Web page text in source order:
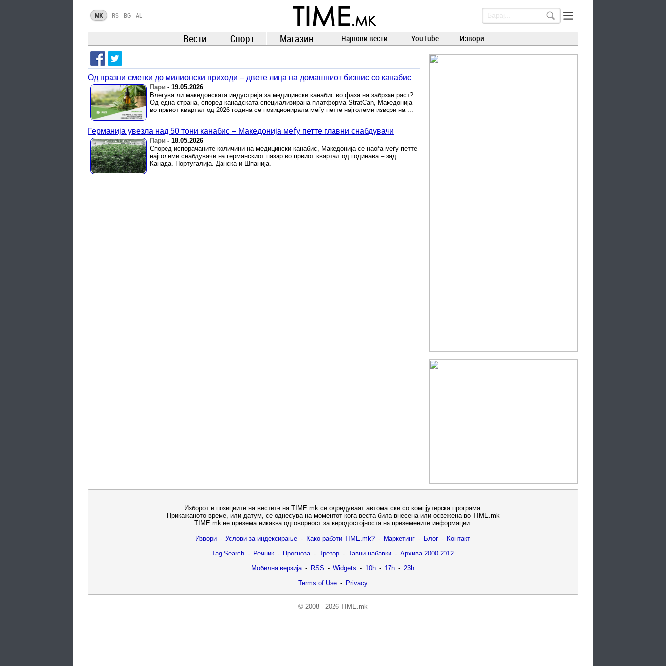
TIME.mk
ВЕСТИ
NEWS
MK RS BG AL
Вести Спорт Магазин Најнови вести YouTube Извори
Од празни сметки до милионски приходи – двете лица на домашниот бизнис со канабис
Пари - 19.05.2026
Влегува ли македонската индустрија за медицински канабис во фаза на забрзан раст?
Од една страна, според канадската специјализирана платформа StratCan, Македонија
во првиот квартал од 2026 година се позиционирала меѓу петте најголеми извори на ...
Германија увезла над 50 тони канабис – Македонија меѓу петте главни снабдувачи
Пари - 18.05.2026
Според испорачаните количини на медицински канабис, Македонија се наоѓа меѓу петте
најголеми снабдувачи на германскиот пазар во првиот квартал од годинава – зад
Канада, Португалија, Данска и Шпанија.
Изборот и позициите на вестите на TIME.mk се одредуваат автоматски со компјутерска програма.
Прикажаното време, или датум, се однесува на моментот кога веста била внесена или освежена во TIME.mk
TIME.mk не презема никаква одговорност за веродостојноста на преземените информации.
Извори - Услови за индексирање - Како работи TIME.mk? - Маркетинг - Блог - Контакт
Tag Search - Речник - Прогноза - Трезор - Јавни набавки - Архива 2000-2012
Мобилна верзија - RSS - Widgets - 10h - 17h - 23h
Terms of Use - Privacy
© 2008 - 2026 TIME.mk